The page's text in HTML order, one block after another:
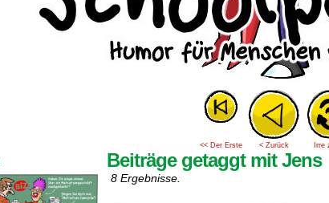
<< Der Erste < Zurück Irre
Beiträge getaggt mit Jens
8 Ergebnisse.